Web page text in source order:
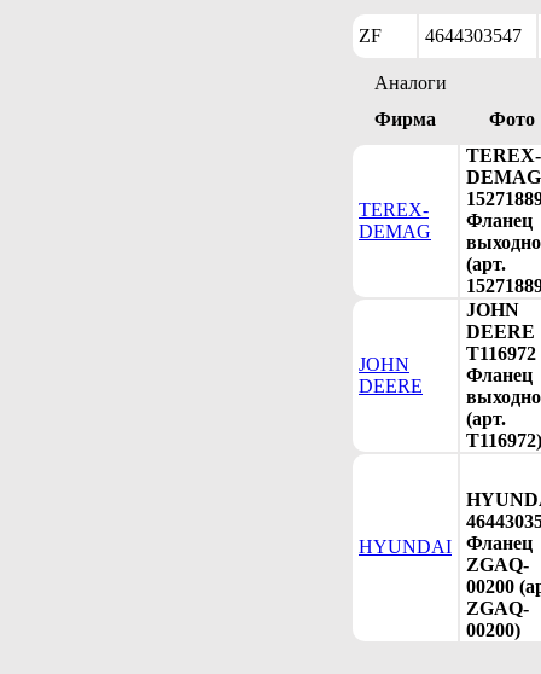
ZF 4644303547
Аналоги
Фирма
Фото
TEREX-
DEMAG
TEREX-
DEMAG
Фланец
(арт.
JOHN
DEERE
JOHN
DEERE
T116972
Фланец
(арт.
T116972)
HYUNDAI
Фланец
ZGAQ-
00200
ZGAQ-
00200)